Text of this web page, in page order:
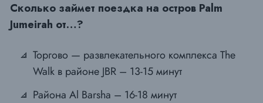
Сколько займет поездка на остров Palm
Jumeirah от…?
Торгово — развлекательного комплекса The
Walk в районе JBR – 13-15 минут
Района Al Barsha – 16-18 минут